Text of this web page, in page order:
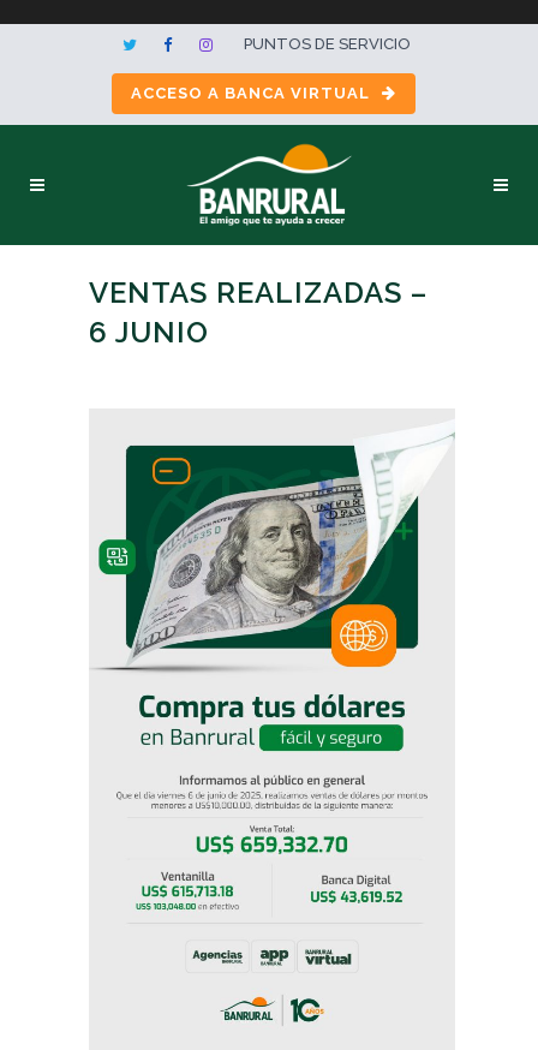
PUNTOS DE SERVICIO
ACCESO A BANCA VIRTUAL
VENTAS REALIZADAS –
6 JUNIO